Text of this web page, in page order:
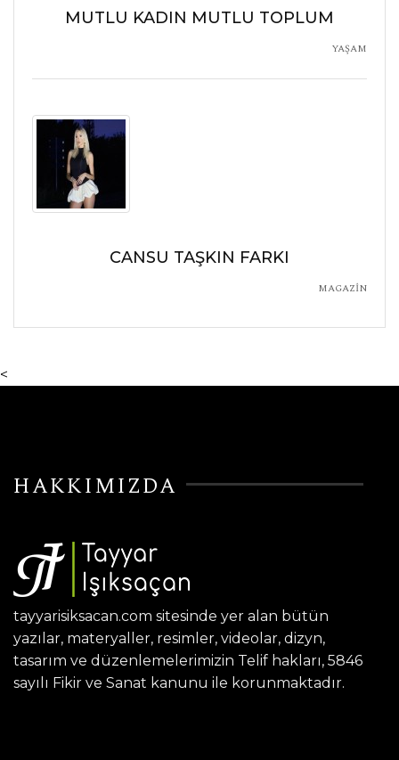
MUTLU KADIN MUTLU TOPLUM
YAŞAM
CANSU TAŞKIN FARKI
MAGAZİN
<
HAKKIMIZDA
tayyarisiksacan.com sitesinde yer alan bütün
yazılar, materyaller, resimler, videolar, dizyn,
tasarım ve düzenlemelerimizin Telif hakları, 5846
sayılı Fikir ve Sanat kanunu ile korunmaktadır.